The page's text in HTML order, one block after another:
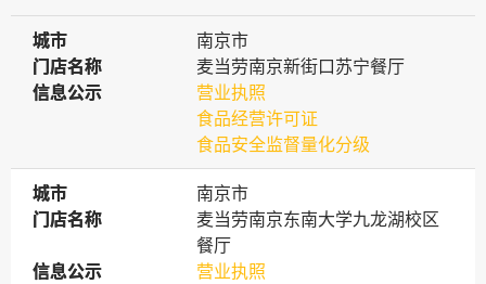
城市
城市
南京市
门店名称
门店名称
麦当劳南京新街口苏宁餐厅
信息公示
信息公示
营业执照
食品经营许可证
食品安全监督量化分级
城市
城市
南京市
门店名称
门店名称
麦当劳南京东南大学九龙湖校区
餐厅
信息公示
信息公示
营业执照